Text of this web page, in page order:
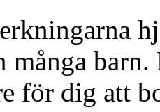
många
för dig att